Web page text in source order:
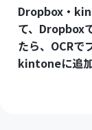
Dropbox・
て、Dropbox
たら、OCRで
kintoneに追